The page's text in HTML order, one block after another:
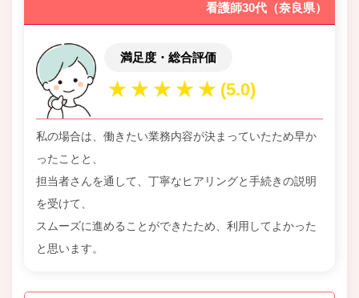
看護師30代（奈良県）
満足度・総合評価
私の場合は、働きたい業務内容が決まっていたため早か
ったことと、
担当者さんを通して、丁寧なヒアリングと手続きの説明
を受けて、
スムーズに進めることができたため、利用してよかった
と思います。